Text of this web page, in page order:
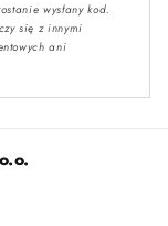
wysłany kod.
się z innymi
ani